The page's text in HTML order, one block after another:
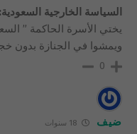
السياسة الخارجية
يختي الأسرة الحاكمة ”
ويمشوا في الجنازة بدون
0
ضيف 18 سنوات